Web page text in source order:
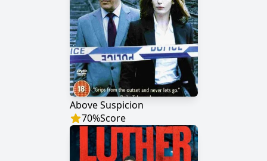
Above Suspicion
70%Score